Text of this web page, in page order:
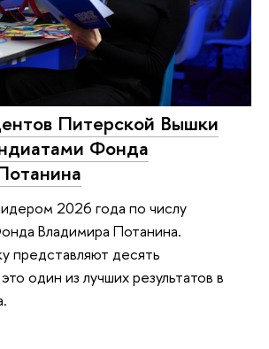
Питерской Вышки
Фонда
2026 года по числу
Владимира Потанина.
представляют деcять
один из лучших результатов в